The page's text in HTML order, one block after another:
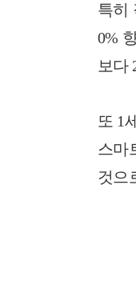
특히
0%
보다
또 1
스마
것으